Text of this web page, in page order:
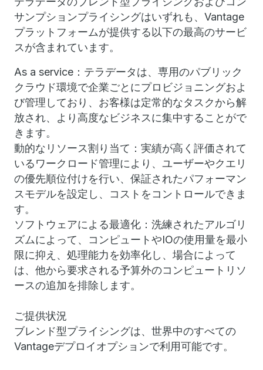
サンプションプライシングはいずれも、Vantage
プラットフォームが提供する以下の最高のサービ
スが含まれています。
As a service：テラデータは、専用のパブリック
クラウド環境で企業ごとにプロビジョニングおよ
び管理しており、お客様は定常的なタスクから解
放され、より高度なビジネスに集中することがで
きます。
動的なリソース割り当て：実績が高く評価されて
いるワークロード管理により、ユーザーやクエリ
の優先順位付けを行い、保証されたパフォーマン
スモデルを設定し、コストをコントロールできま
す。
ソフトウェアによる最適化：洗練されたアルゴリ
ズムによって、コンピュートやIOの使用量を最小
限に抑え、処理能力を効率化し、場合によって
は、他から要求される予算外のコンピュートリソ
ースの追加を排除します。
ご提供状況
ブレンド型プライシングは、世界中のすべての
Vantageデプロイオプションで利用可能です。